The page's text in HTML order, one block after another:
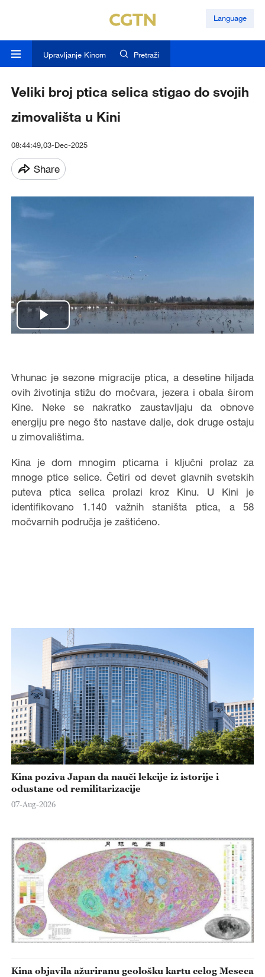
Language
Upravljanje Kinom Pretraži
Veliki broj ptica selica stigao do svojih
zimovališta u Kini
08:44:49,03-Dec-2025
Share
Play
Vrhunac je sezone migracije ptica, a desetine hiljada
ovih životinja stižu do močvara, jezera i obala širom
Kine. Neke se nakratko zaustavljaju da obnove
energiju pre nego što nastave dalje, dok druge ostaju
u zimovalištima.
Kina je dom mnogim pticama i ključni prolaz za
mnoge ptice selice. Četiri od devet glavnih svetskih
puteva ptica selica prolazi kroz Kinu. U Kini je
identifikovano 1.140 važnih staništa ptica, a 58
močvarnih područja je zaštićeno.
Kina poziva Japan da nauči lekcije iz istorije i
odustane od remilitarizacije
07-Aug-2026
Kina objavila ažuriranu geološku kartu celog Meseca